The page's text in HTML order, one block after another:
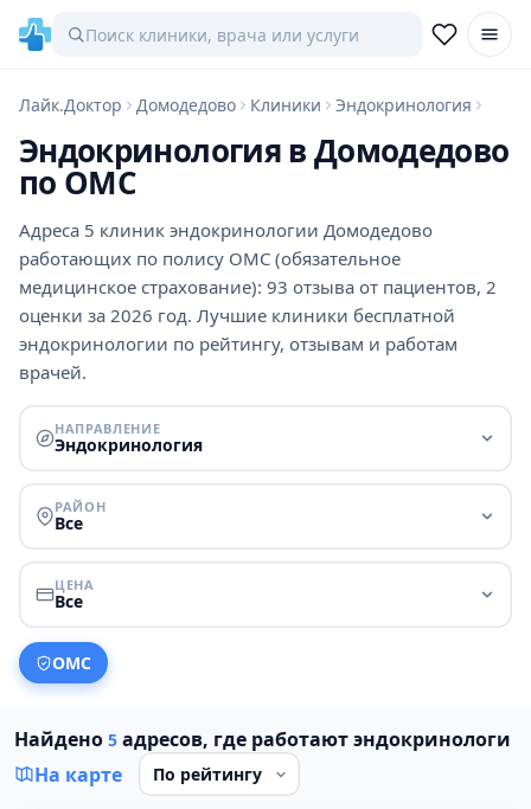
Лайк.Доктор Домодедово Клиники Эндокринология
Эндокринология в Домодедово
по ОМС
Адреса 5 клиник эндокринологии Домодедово
работающих по полису ОМС (обязательное
медицинское страхование): 93 отзыва от пациентов, 2
оценки за 2026 год. Лучшие клиники бесплатной
эндокринологии по рейтингу, отзывам и работам
врачей.
НАПРАВЛЕНИЕ
Эндокринология
РАЙОН
Все
ЦЕНА
Все
ОМС
Найдено 5 адресов, где работают эндокринологи
На карте